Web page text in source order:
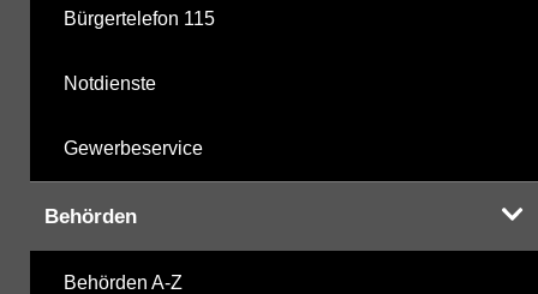
Bürgertelefon 115
Notdienste
Gewerbeservice
Behörden
Behörden A-Z